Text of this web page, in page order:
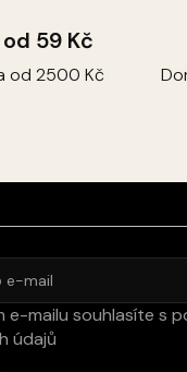
59 Kč
od 2500 Kč
e-mailu souhlasíte s
údajů